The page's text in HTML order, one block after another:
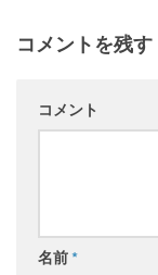
コメントを残す
コメント
名前*